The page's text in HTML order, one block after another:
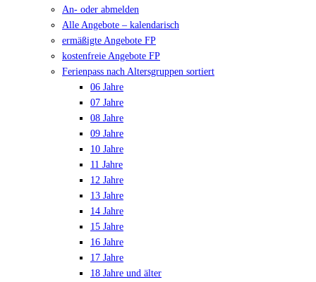
An- oder abmelden
Alle Angebote – kalendarisch
ermäßigte Angebote FP
kostenfreie Angebote FP
Ferienpass nach Altersgruppen sortiert
06 Jahre
07 Jahre
08 Jahre
09 Jahre
10 Jahre
11 Jahre
12 Jahre
13 Jahre
14 Jahre
15 Jahre
16 Jahre
17 Jahre
18 Jahre und älter